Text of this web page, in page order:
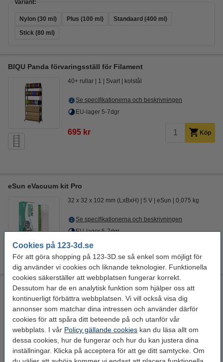
Cookies på 123-3d.se
För att göra shopping på 123-3D.se så enkel som möjligt för
dig använder vi cookies och liknande teknologier. Funktionella
cookies säkerställer att webbplatsen fungerar korrekt.
Dessutom har de en analytisk funktion som hjälper oss att
kontinuerligt förbättra webbplatsen. Vi vill också visa dig
annonser som matchar dina intressen och använder därför
cookies för att spåra ditt beteende på och utanför vår
webbplats. I vår Policy gällande cookies kan du läsa allt om
dessa cookies, hur de fungerar och hur du kan justera dina
inställningar. Klicka på acceptera för att ge ditt samtycke. Om
Variant:
Nylon (30 ml) Plus (100 ml)
Standaard (400 ml)
Stick (80 ml)
BIQU Panda förvaringsställ för Filament
40+ rullar 1 Svart kolstål
Se specifikationerna och beskrivningen
EU-lager 5-7dgr
695 kr Köp
eSun eVacuum kit Pro
32 x 32 x 102 mm (LxBxH) 5 V eSun 0,075 kg
Se specifikationerna och beskrivningen
EU-lager 5-7dgr
Modifi3d Pro reparations-/modifieringsverktyg
30 W 150 cm + 450 °C 24 V
Se specifikationerna och beskrivningen
EU-lager 5-7dgr
850 kr Köp